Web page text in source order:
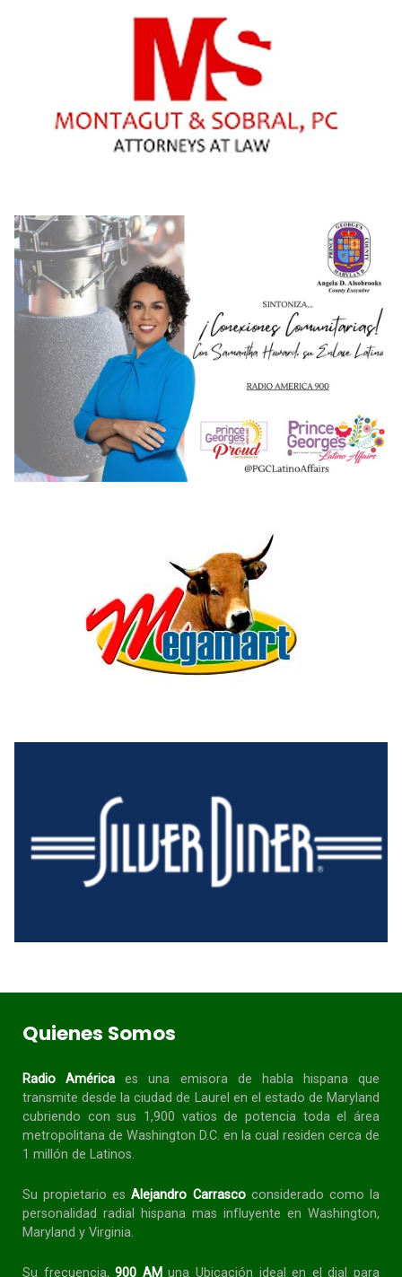
Quienes Somos
Radio América es una emisora de habla hispanaque
transmite desde la ciudad de Laurel en el estado de Maryland
cubriendo con sus 1,900 vatios de potencia toda el área
metropolitana de Washington D.C. en la cual residen cerca de
1 millón de Latinos.
Su propietario esAlejandro Carrascoconsiderado como la
personalidad radial
hispana mas influyente en Washington,
Maryland y Virginia.
Su frecuencia, 900 AM una Ubicación ideal en el dial para